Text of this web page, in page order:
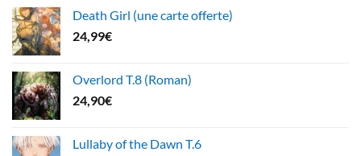
Death Girl (une carte offerte)
24,99€
Overlord T.8 (Roman)
24,90€
Lullaby of the Dawn T.6